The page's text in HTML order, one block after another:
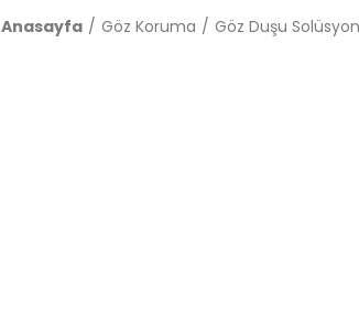
Anasayfa Göz Koruma Göz Duşu